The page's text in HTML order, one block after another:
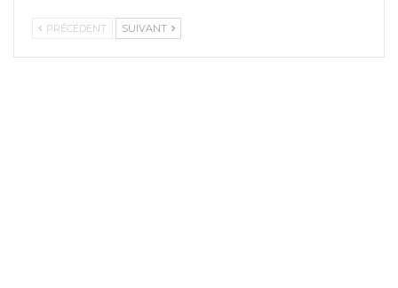
PRÉCÉDENT SUIVANT